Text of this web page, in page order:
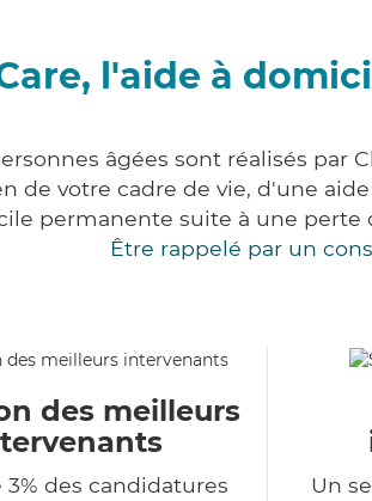
l'aide à
âgées sont réalisés par
de votre cadre de vie, d'une
permanente suite à une perte
Être rappelé par un
des meilleurs
3% des candidatures
Un